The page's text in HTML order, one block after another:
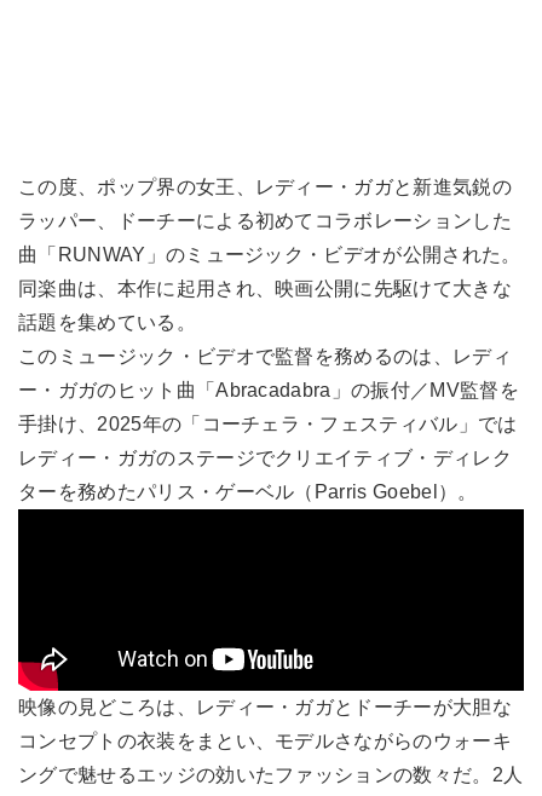
この度、ポップ界の女王、レディー・ガガと新進気鋭の
ラッパー、ドーチーによる初めてコラボレーションした
曲「RUNWAY」のミュージック・ビデオが公開された。
同楽曲は、本作に起用され、映画公開に先駆けて大きな
話題を集めている。
このミュージック・ビデオで監督を務めるのは、レディ
ー・ガガのヒット曲「Abracadabra」の振付／MV監督を
手掛け、2025年の「コーチェラ・フェスティバル」では
レディー・ガガのステージでクリエイティブ・ディレク
ターを務めたパリス・ゲーベル（Parris Goebel）。
映像の見どころは、レディー・ガガとドーチーが大胆な
コンセプトの衣装をまとい、モデルさながらのウォーキ
ングで魅せるエッジの効いたファッションの数々だ。2人